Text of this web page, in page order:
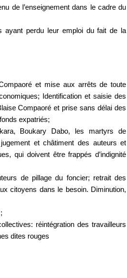
de l’enseignement dans le cadre du
ayant perdu leur emploi du fait de la
et mise aux arrêts de toute
Identification et saisie des
Compaoré et prise sans délai des
expatriés;
Boukary Dabo, les martyrs de
et châtiment des auteurs et
qui doivent être frappés d’indignité
de pillage du foncier; retrait des
citoyens dans le besoin. Diminution,
réintégration des travailleurs
dites rouges